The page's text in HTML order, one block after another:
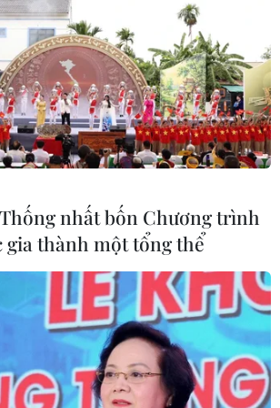
Hà Giang, Tuyên Quang, Bắc Kạn,
Thái Nguyên có mưa to.
nhất bốn Chương trình
gia thành một tổng thể